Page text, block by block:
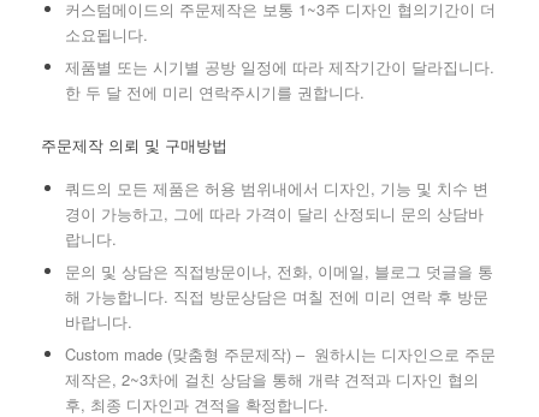
커스텀메이드의 주문제작은 보통 1~3주 디자인 협의기간이 더
소요됩니다.
제품별 또는 시기별 공방 일정에 따라 제작기간이 달라집니다.
한 두 달 전에 미리 연락주시기를 권합니다.
주문제작 의뢰 및 구매방법
쿼드의 모든 제품은 허용 범위내에서 디자인, 기능 및 치수 변
경이 가능하고, 그에 따라 가격이 달리 산정되니 문의 상담바
랍니다.
문의 및 상담은 직접방문이나, 전화, 이메일, 블로그 덧글을 통
해 가능합니다. 직접 방문상담은 며칠 전에 미리 연락 후 방문
바랍니다.
Custom made (맞춤형 주문제작) – 원하시는 디자인으로 주문
제작은, 2~3차에 걸친 상담을 통해 개략 견적과 디자인 협의
후, 최종 디자인과 견적을 확정합니다.